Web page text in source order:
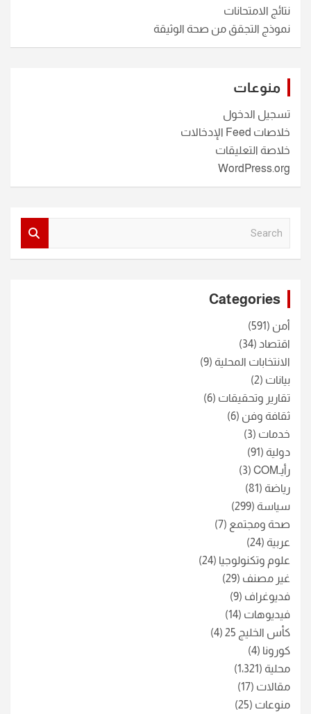
نتائج الامتحانات
نموذج التجقق من صحة الوثيقة
منوعات
تسجيل الدخول
خلاصات Feed الإدخالات
خلاصة التعليقات
WordPress.org
Categories
أمن (591)
اقتصاد (34)
الانتخابات المحلية (9)
بيانات (2)
تقارير وتحقيقات (6)
ثقافة وفن (6)
خدمات (3)
دولية (91)
رأيـCOM
(3)
رياضة (81)
سياسة (299)
صحة ومجتمع (7)
عربية (24)
علوم وتكنولوجيا (24)
غير مصنف (29)
فديوغراف (9)
فيديوهات (14)
كأس الخليج 25
(4)
كورونا (4)
محلية (1٬321)
مقالات (17)
منوعات (25)